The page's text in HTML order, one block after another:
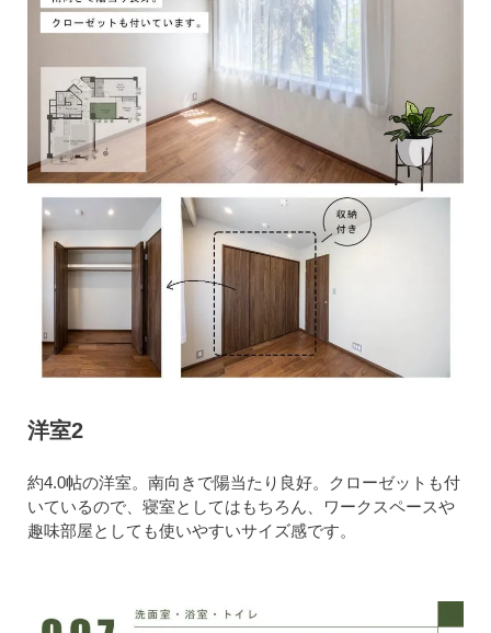
洋室2
約4.0帖の洋室。南向きで陽当たり良好。クローゼットも付
いているので、寝室としてはもちろん、ワークスペースや
趣味部屋としても使いやすいサイズ感です。